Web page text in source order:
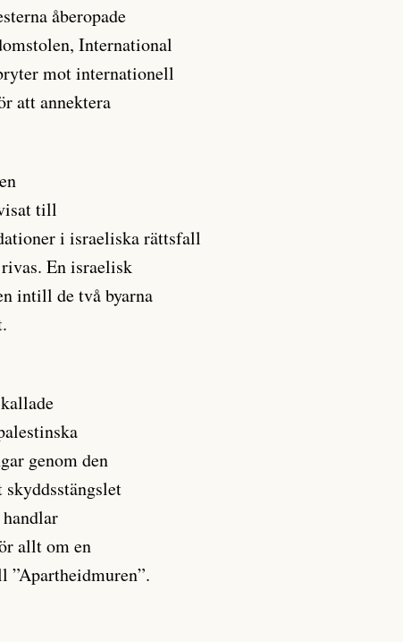
åberopade
International
mot internationell
att annektera
till
i israeliska rättsfall
En israelisk
intill de två byarna
genom den
allt om en
”Apartheidmuren”.